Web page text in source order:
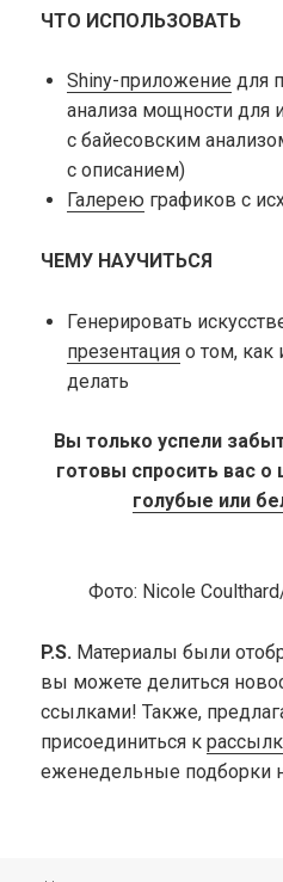
ЧТО ИСПОЛЬЗОВАТЬ
Shiny-приложение для
анализа мощности для
с байесовским
с описанием)
Галерею графиков с
ЧЕМУ НАУЧИТЬСЯ
Генерировать
презентацияо том, как
делать
Вы только успели
готовы спросить вас о
голубые или
Фото: Nicole
P.S. Материалы были
вы можете делиться
ссылками! Также,
присоединиться к
еженедельные подборки